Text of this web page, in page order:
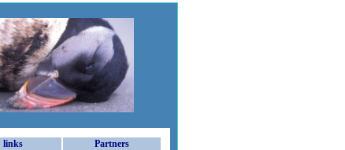
links Partners